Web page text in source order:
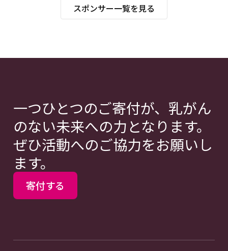
スポンサー一覧を見る
一つひとつのご寄付が、乳がん
のない未来への力となります。
ぜひ活動へのご協力をお願いし
ます。
寄付する